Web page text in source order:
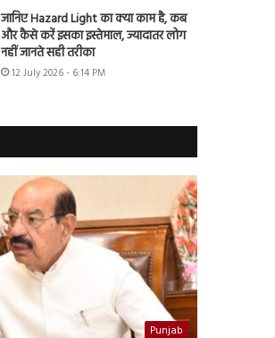
जानिए Hazard Light का क्या काम है, कब
और कैसे करें इसका इस्तेमाल, ज्यादातर लोग
नहीं जानते सही तरीका
12 July 2026 - 6:14 PM
Punjab